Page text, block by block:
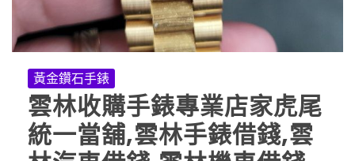
黃金鑽石手錶
雲林收購手錶專業店家虎尾
統一當舖,雲林手錶借錢,雲